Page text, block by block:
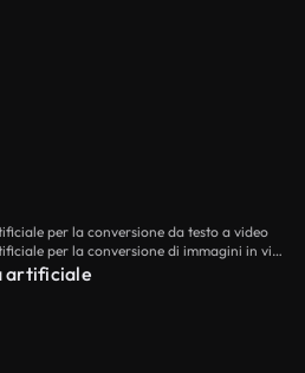
per la conversione da testo a video
Flussi di lavoro di intelligenza artificiale per la conversione di immagini in video
artificiale